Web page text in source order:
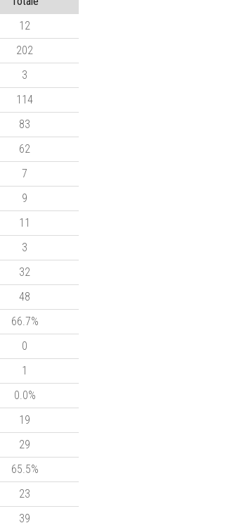
12
202
3
114
83
62
7
9
11
3
32
48
66.7%
0
1
0.0%
19
29
65.5%
23
39